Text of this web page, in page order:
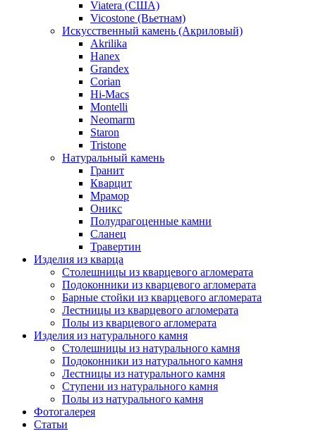
Viatera (США)
Vicostone (Вьетнам)
Искусственный камень (Акриловый)
Akrilika
Hanex
Grandex
Corian
Hi-Macs
Montelli
Neomarm
Staron
Tristone
Натуральный камень
Гранит
Кварцит
Мрамор
Оникс
Полудрагоценные камни
Сланец
Травертин
Изделия из кварца
Столешницы из кварцевого агломерата
Подоконники из кварцевого агломерата
Барные стойки из кварцевого агломерата
Лестницы из кварцевого агломерата
Полы из кварцевого агломерата
Изделия из натурального камня
Столешницы из натурального камня
Подоконники из натурального камня
Лестницы из натурального камня
Ступени из натурального камня
Полы из натурального камня
Фотогалерея
Статьи